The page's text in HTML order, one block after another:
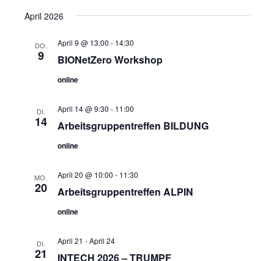
Suche
wählen.
April 2026
DO.
9 BIONetZero Workshop
April 9 @ 13:00 - 14:30
online
DI.
14 Arbeitsgruppentreffen BILDUNG
April 14 @ 9:30 - 11:00
online
MO.
20 Arbeitsgruppentreffen ALPIN
April 20 @ 10:00 - 11:30
online
DI.
21 INTECH 2026 – TRUMPF
April 21 -April 24